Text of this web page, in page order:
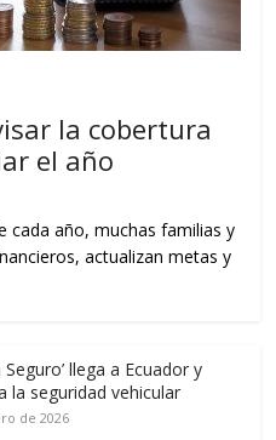
la cobertura
el año
cada año, muchas familias y
actualizan metas y
Seguro’ llega a Ecuador y
la seguridad vehicular
de 2026